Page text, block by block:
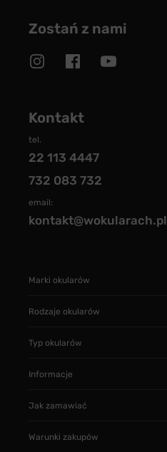
Zostań z nami
Kontakt
tel.
22 113 4447
732 083 732
email:
kontakt@wokularach.pl
Marki okularów
Rodzaje okularów
Typ okularów
Informacje
Jak zamawiać
Warunki zakupów